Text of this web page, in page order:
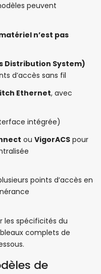
peuvent
n’est pas
Distribution System)
d’accès sans fil
Ethernet, avec
intégrée)
ou VigorACS pour
points d’accès en
les spécificités du
complets de
de